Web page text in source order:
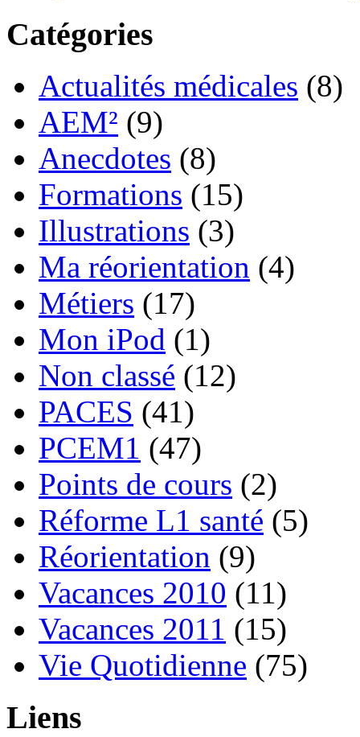
Catégories
Actualités médicales (8)
AEM² (9)
Anecdotes (8)
Formations (15)
Illustrations (3)
Ma réorientation (4)
Métiers (17)
Mon iPod (1)
Non classé (12)
PACES (41)
PCEM1 (47)
Points de cours (2)
Réforme L1 santé (5)
Réorientation (9)
Vacances 2010 (11)
Vacances 2011 (15)
Vie Quotidienne (75)
Liens